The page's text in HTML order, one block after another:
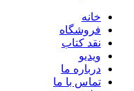
خانه
فروشگاه
نقد کتاب
ویدیو
درباره‌ ما
تماس با ما